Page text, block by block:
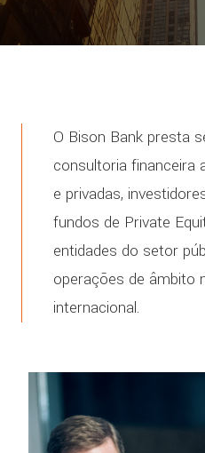
O Bison Bank presta
consultoria financeira
e privadas,
fundos de Private
entidades do setor
operações de âmbito
internacional.